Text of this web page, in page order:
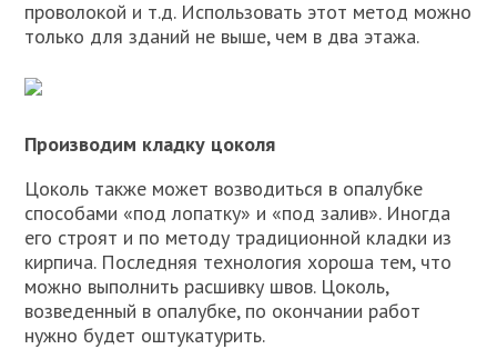
проволокой и т.д. Использовать этот метод можно
только для зданий не выше, чем в два этажа.
Производим кладку цоколя
Цоколь также может возводиться в опалубке
способами «под лопатку» и «под залив». Иногда
его строят и по методу традиционной кладки из
кирпича. Последняя технология хороша тем, что
можно выполнить расшивку швов. Цоколь,
возведенный в опалубке, по окончании работ
нужно будет оштукатурить.